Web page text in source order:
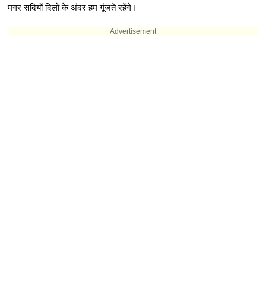
मगर सदियों दिलों के अंदर हम गूंजते रहेंगे।
Advertisement